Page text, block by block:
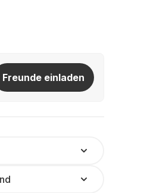
Freunde einladen